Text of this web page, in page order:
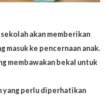
akan memberikan
masuk ke pencernaan anak.
membawakan bekal untuk
yang perlu diperhatikan